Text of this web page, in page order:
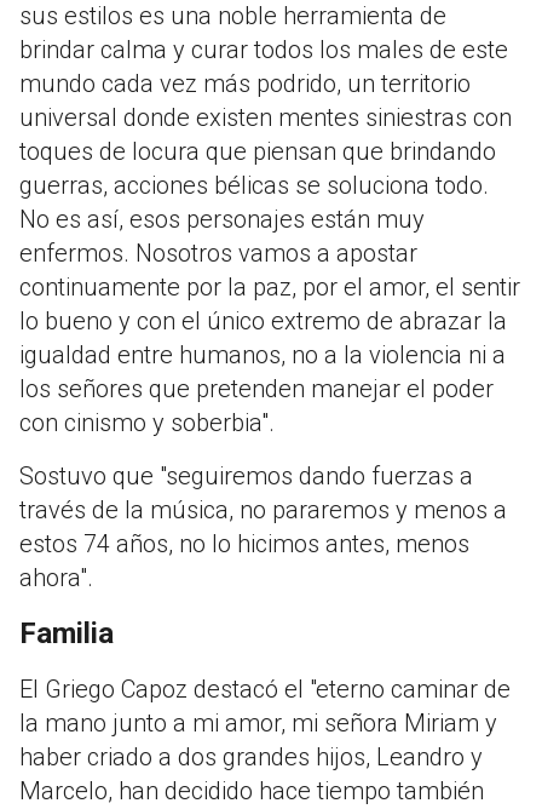
sus estilos es una noble herramienta de
brindar calma y curar todos los males de este
mundo cada vez más podrido, un territorio
universal donde existen mentes siniestras con
toques de locura que piensan que brindando
guerras, acciones bélicas se soluciona todo.
No es así, esos personajes están muy
enfermos. Nosotros vamos a apostar
continuamente por la paz, por el amor, el sentir
lo bueno y con el único extremo de abrazar la
igualdad entre humanos, no a la violencia ni a
los señores que pretenden manejar el poder
con cinismo y soberbia".
Sostuvo que "seguiremos dando fuerzas a
través de la música, no pararemos y menos a
estos 74 años, no lo hicimos antes, menos
ahora".
Familia
El Griego Capoz destacó el "eterno caminar de
la mano junto a mi amor, mi señora Miriam y
haber criado a dos grandes hijos, Leandro y
Marcelo, han decidido hace tiempo también